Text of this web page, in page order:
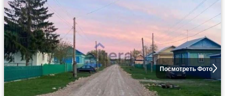
Посмотреть Фото